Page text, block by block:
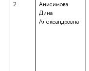
2.
Анисимова
Дина
Александровна